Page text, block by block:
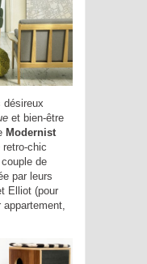
désireux
et bien-être
Modernist
retro-chic
de
par leurs
Elliot (pour